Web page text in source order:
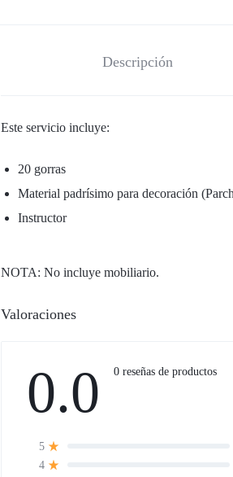
Descripción
Este servicio incluye:
20 gorras
Material padrísimo para decoración
Instructor
NOTA: No incluye mobiliario.
Valoraciones
0.0 0 reseñas de productos
5
4